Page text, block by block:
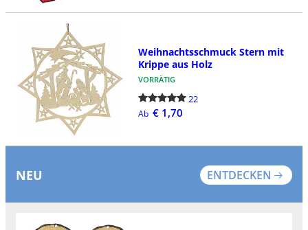
Weihnachtsschmuck Stern mit
Krippe aus Holz
VORRÄTIG
22
Ab € 1,70
NEU ENTDECKEN